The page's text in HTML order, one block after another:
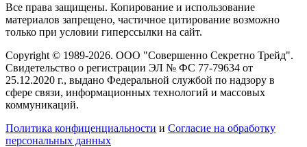
Все права защищены. Копирование и использование
материалов запрещено, частичное цитирование возможно
только при условии гиперссылки на сайт.
Copyright © 1989-2026. ООО "Совершенно Секретно Трейд".
Свидетельство о регистрации ЭЛ № ФС 77-79634 от
25.12.2020 г., выдано Федеральной службой по надзору в
сфере связи, информационных технологий и массовых
коммуникаций.
Политика конфиценциальности и Согласие на обработку
персональных данных